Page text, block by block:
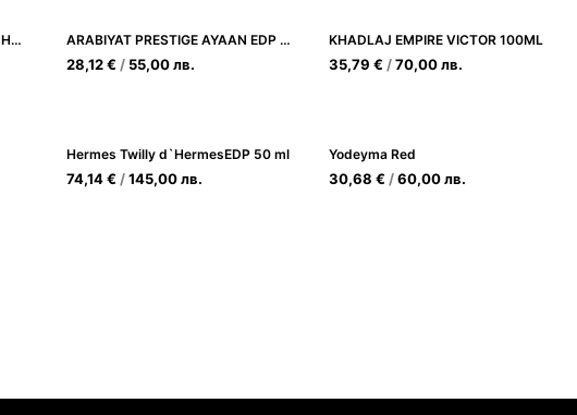
Armani Code EDT 125ml - ПЪЛНИТЕЛ - Елегантен мъжки аромат ARABIYAT PRESTIGE AYAAN EDP 100ML
28,12€ / 55,00лв.
KHADLAJ EMPIRE VICTOR 100ML
35,79 € /70,00лв.
Hermes Twilly d`HermesEDP 50 ml
74,14€ /145,00лв.
Yodeyma Red
30,68 € /60,00лв.